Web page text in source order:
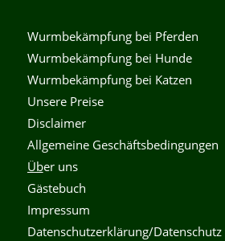
Wurmbekämpfung bei Pferden
Wurmbekämpfung bei Hunde
Wurmbekämpfung bei Katzen
Unsere Preise
Disclaimer
Allgemeine Geschäftsbedingungen
Über uns
Gästebuch
Impressum
Datenschutzerklärung/Datenschutz